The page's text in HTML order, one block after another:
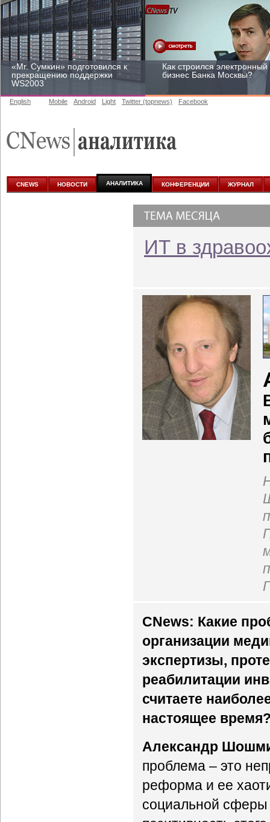
«Mr. Сумкин» подготовился к
прекращению поддержки
WS2003
Как строился электронный
бизнес Банка Москвы?
к аналитике
участвовать
English Mobile Android Light Twitter (topnews) Facebook
CNEWS НОВОСТИ АНАЛИТИКА КОНФЕРЕНЦИИ ЖУРНАЛ
ИТ в
CNews: Какие
организации
экспертизы,
реабилитации
считаете
настоящее
Александр
проблема – это
реформа и ее
социальной